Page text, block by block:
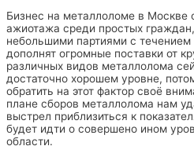
Бизнес на металлоломе в Москве
ажиотажа среди простых
небольшими партиями с
дополнят огромные поставки от
различных видов металлолома
достаточно хорошем уровне,
обратить на этот фактор своё
плане сборов металлолома нам
выстрел приблизиться к
будет идти о совершено ином
области.